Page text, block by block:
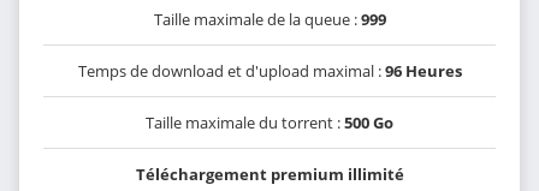
Taille maximale de la queue :999
Temps de download et d'upload maximal :96 Heures
Taille maximale du torrent :500 Go
Téléchargement premium illimité